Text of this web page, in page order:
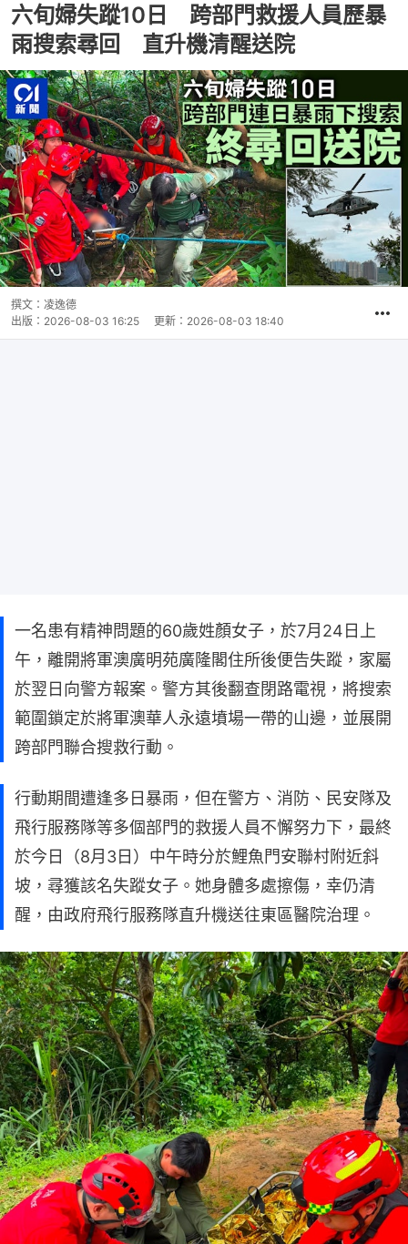
六旬婦失蹤10日 跨部門救援人員歷暴
雨搜索尋回 直升機清醒送院
撰文： 凌逸德
出版： 2026-08-03 16:25 更新： 2026-08-03 18:40
一名患有精神問題的60歲姓顏女子，於7月24日上
午，離開將軍澳廣明苑廣隆閣住所後便告失蹤，家屬
於翌日向警方報案。警方其後翻查閉路電視，將搜索
範圍鎖定於將軍澳華人永遠墳場一帶的山邊，並展開
跨部門聯合搜救行動。
行動期間遭逢多日暴雨，但在警方、消防、民安隊及
飛行服務隊等多個部門的救援人員不懈努力下，最終
於今日（8月3日）中午時分於鯉魚門安聯村附近斜
坡，尋獲該名失蹤女子。她身體多處擦傷，幸仍清
醒，由政府飛行服務隊直升機送往東區醫院治理。